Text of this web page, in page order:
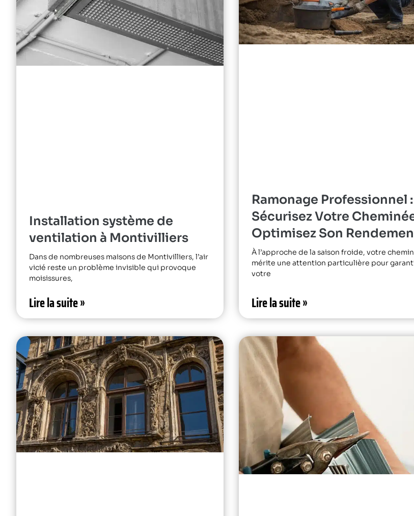
Installation système de
ventilation à Montivilliers
Dans de nombreuses maisons de Montivilliers, l’air
vicié reste un problème invisible qui provoque
moisissures,
Lire la suite »
Ramonage Professionnel :
Sécurisez Votre
Optimisez Son
À l’approche de la saison froide, votre
mérite une attention particulière pour
votre
Lire la suite »